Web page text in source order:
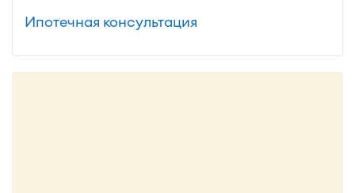
Ипотечная консультация